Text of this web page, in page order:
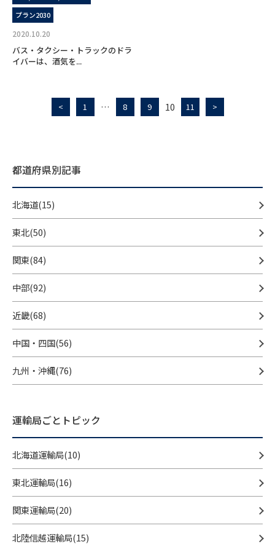
プラン2030
2020.10.20
バス・タクシー・トラックのドラ
イバーは、酒気を...
< 1 … 8 9 10 11 >
都道府県別記事
北海道(15)
東北(50)
関東(84)
中部(92)
近畿(68)
中国・四国(56)
九州・沖縄(76)
運輸局ごとトピック
北海道運輸局(10)
東北運輸局(16)
関東運輸局(20)
北陸信越運輸局(15)